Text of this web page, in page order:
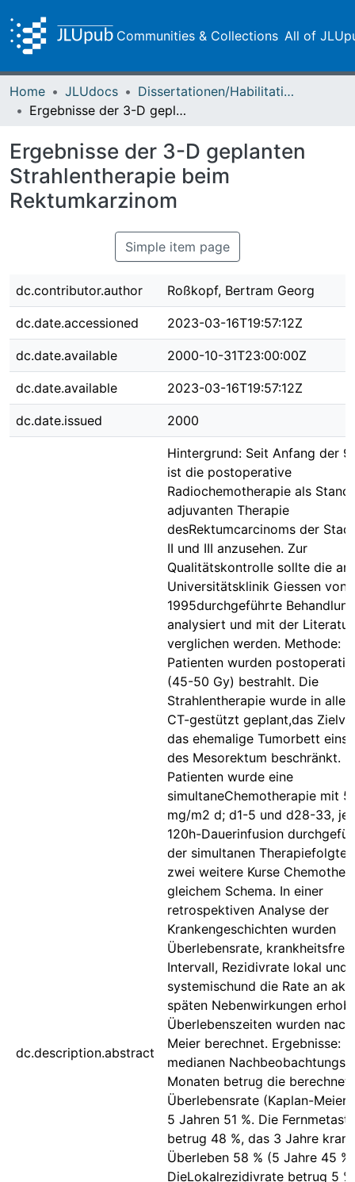
Communities & Collections All of
Home JLUdocs
Dissertationen/Habilitationen
Ergebnisse der 3-D geplanten Strahlentherapie beim Rektumkarzinom
Ergebnisse der 3-D geplanten
Strahlentherapie beim
Rektumkarzinom
Simple item page
dc.contributor.author Roßkopf, Bertram Georg
dc.date.accessioned 2023-03-16T19:57:12Z
dc.date.available 2000-10-31T23:00:00Z
dc.date.available 2023-03-16T19:57:12Z
dc.date.issued 2000
dc.description.abstract
Hintergrund: Seit Anfang der
ist die postoperative
Radiochemotherapie als
adjuvanten Therapie
desRektumcarcinoms der
II und III anzusehen. Zur
Qualitätskontrolle sollte die an
Universitätsklinik Giessen von
1995durchgeführte Behandlung
analysiert und mit der Literatur
verglichen werden. Methode:
Patienten wurden
(45-50 Gy) bestrahlt. Die
Strahlentherapie wurde in allen
CT-gestützt geplant,das
das ehemalige Tumorbett
des Mesorektum beschränkt.
Patienten wurde eine
simultaneChemotherapie mit
mg/m2 d; d1-5 und d28-33,
120h-Dauerinfusion
der simultanen
zwei weitere Kurse
gleichem Schema. In einer
retrospektiven Analyse der
Krankengeschichten wurden
Überlebensrate,
Intervall, Rezidivrate lokal und
systemischund die Rate an
späten Nebenwirkungen
Überlebenszeiten wurden
Meier berechnet. Ergebnisse:
medianen
Monaten betrug die
Überlebensrate (Kaplan-
5 Jahren 51 %. Die
betrug 48 %, das 3 Jahre
Überleben 58 % (5 Jahre 45
DieLokalrezidivrate betrug 5